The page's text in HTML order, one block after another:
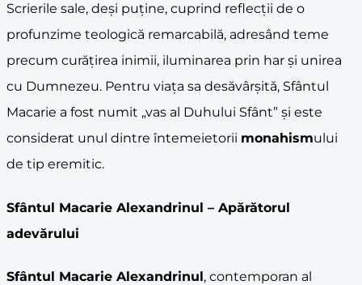
Scrierile sale, deși puține, cuprind reflecții de o
profunzime teologică remarcabilă, adresând teme
precum curățirea inimii, iluminarea prin har și unirea
cu Dumnezeu. Pentru viața sa desăvârșită, Sfântul
Macarie a fost numit „vas al Duhului Sfânt” și este
considerat unul dintre întemeietorii monahismului
de tip eremitic.
Sfântul Macarie Alexandrinul – Apărătorul
adevărului
Sfântul Macarie Alexandrinul, contemporan al